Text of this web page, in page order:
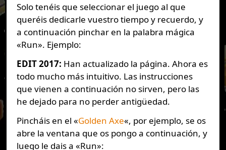
Solo tenéis que seleccionar el juego al que
queréis dedicarle vuestro tiempo y recuerdo, y
a continuación pinchar en la palabra mágica
«Run». Ejemplo:
EDIT 2017: Han actualizado la página. Ahora es
todo mucho más intuitivo. Las instrucciones
que vienen a continuación no sirven, pero las
he dejado para no perder antigüedad.
Pincháis en el «Golden Axe«, por ejemplo, se os
abre la ventana que os pongo a continuación, y
luego le dais a «Run»: